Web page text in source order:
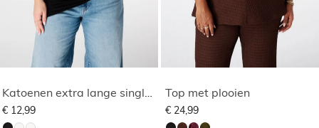
€ 12,99
Top met plooien
€ 24,99